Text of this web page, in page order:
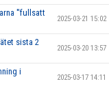
''fullsatt
2025-03-21 15:02
sista 2
2025-03-20 13:57
i
2025-03-17 14:11